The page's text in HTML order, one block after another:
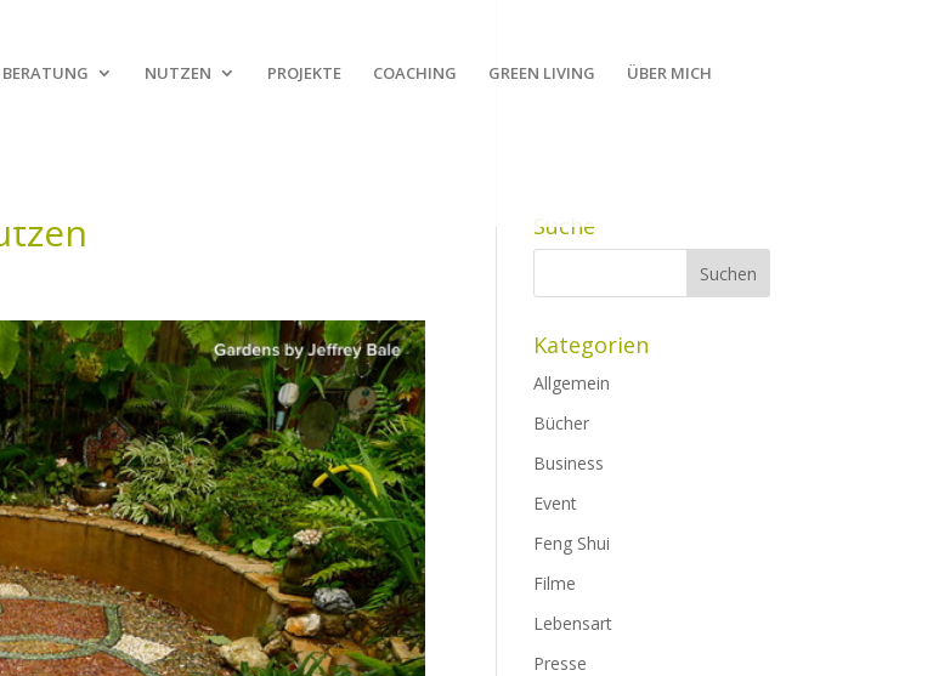
BERATUNG NUTZEN PROJEKTE COACHING GREEN LIVING ÜBER MICH
Suche
Kategorien
Allgemein
Bücher
Business
Event
Feng Shui
Filme
Lebensart
Presse